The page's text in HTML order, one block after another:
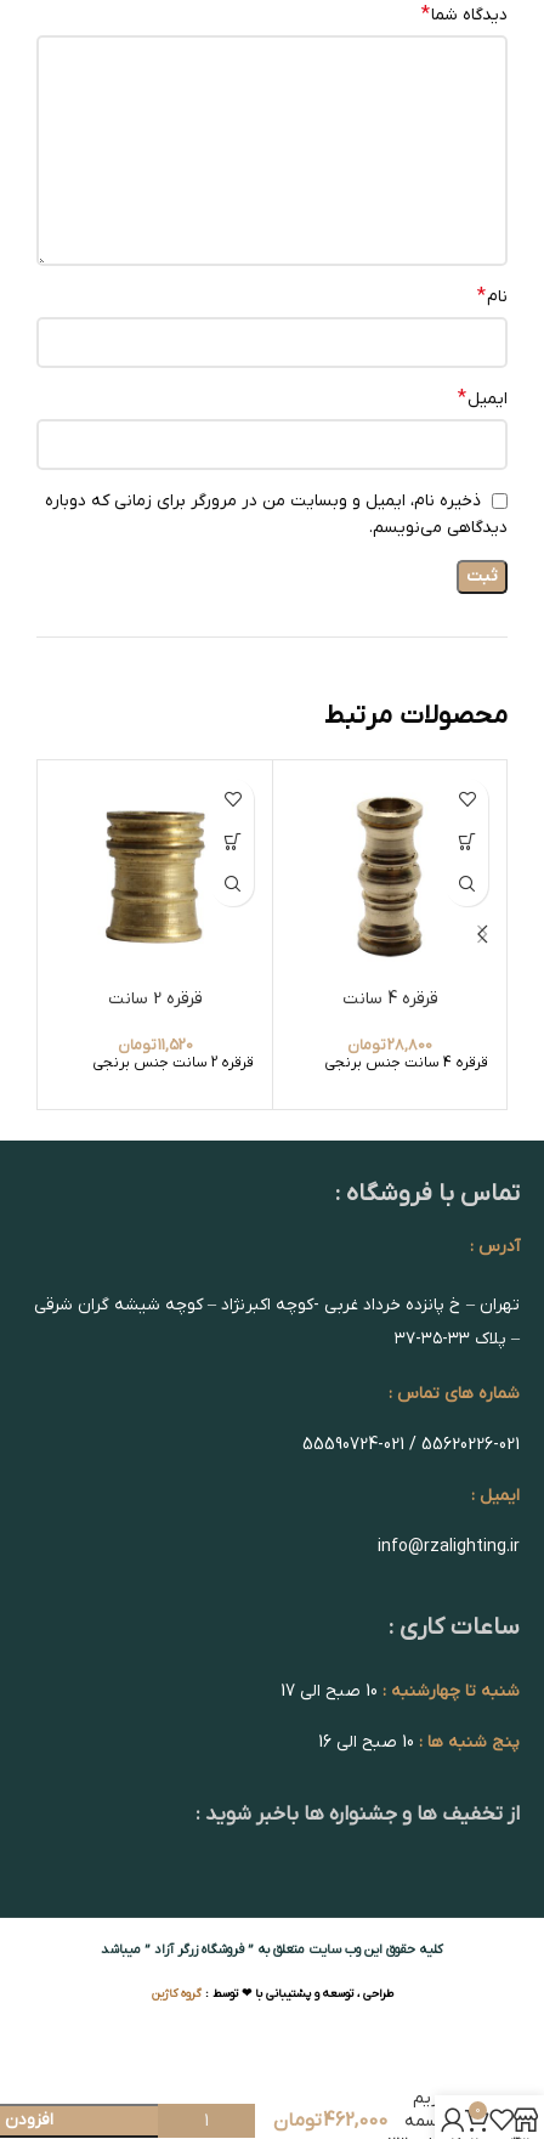
دیدگاه شما*
نام*
ایمیل*
ذخیره نام، ایمیل و وبسایت من در مرورگر برای زمانی که دوباره
دیدگاهی می‌نویسم.
محصولات مرتبط
قرقره 4 سانت
28,800تومان
قرقره 4 سانت جنس برنجی
قرقره 2 سانت
11,520تومان
قرقره 2 سانت جنس برنجی
تماس با فروشگاه :
آدرس :
تهران – خ پانزده خرداد غربی -کوچه اکبرنژاد – کوچه شیشه گران شرقی
– پلاک ۳۳-۳۵-۳۷
شماره های تماس :
55620226-021 / 55590724-021
ایمیل :
info@rzalighting.ir
ساعات کاری :
شنبه تا چهارشنبه :
پنج شنبه ها :
از تخفیف ها و جشنواره ها باخبر شوید :
کلیه حقوق این وب سایت متعلق به ” فروشگاه زرگر آزاد ” میباشد
طراحی ، توسعه و پشتیبانی با ❤ توسط :گروه کاژین
فریم
تسمه
462,000تومان 0